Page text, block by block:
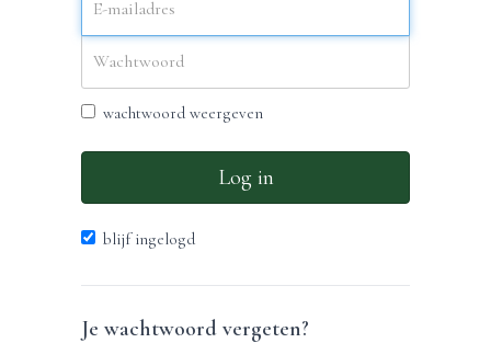
wachtwoord weergeven
Log in
blijf ingelogd
Je wachtwoord vergeten?